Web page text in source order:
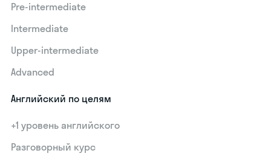
Pre-intermediate
Intermediate
Upper-intermediate
Advanced
Английский по целям
+1 уровень английского
Разговорный курс